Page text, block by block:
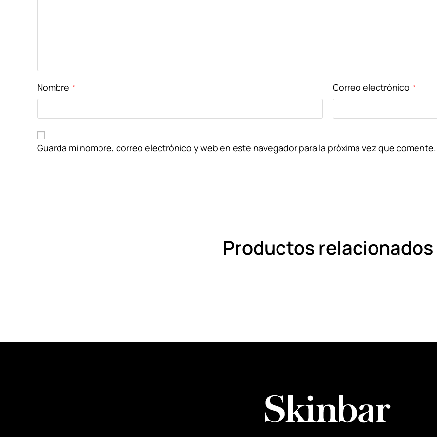
Nombre * Correo electrónico *
Guarda mi nombre, correo electrónico y web en este navegador para la próxima vez que comente.
Productos relacionados